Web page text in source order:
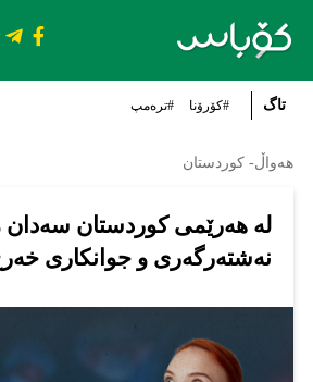
تاگ #کۆرۆنا #ترەمپ
هەواڵ- کوردستان
لە هەرێمى کوردستان سەدان
نەشتەرگەری و جوانكاری